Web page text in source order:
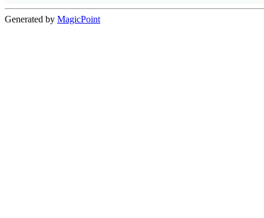
Generated by MagicPoint